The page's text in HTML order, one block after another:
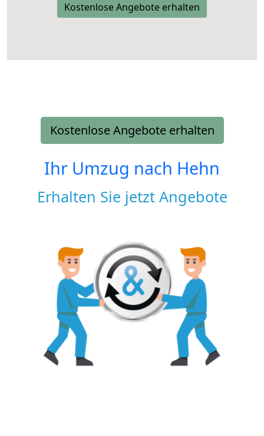
Kostenlose Angebote erhalten
Kostenlose Angebote erhalten
Ihr Umzug nach Hehn
Erhalten Sie jetzt Angebote